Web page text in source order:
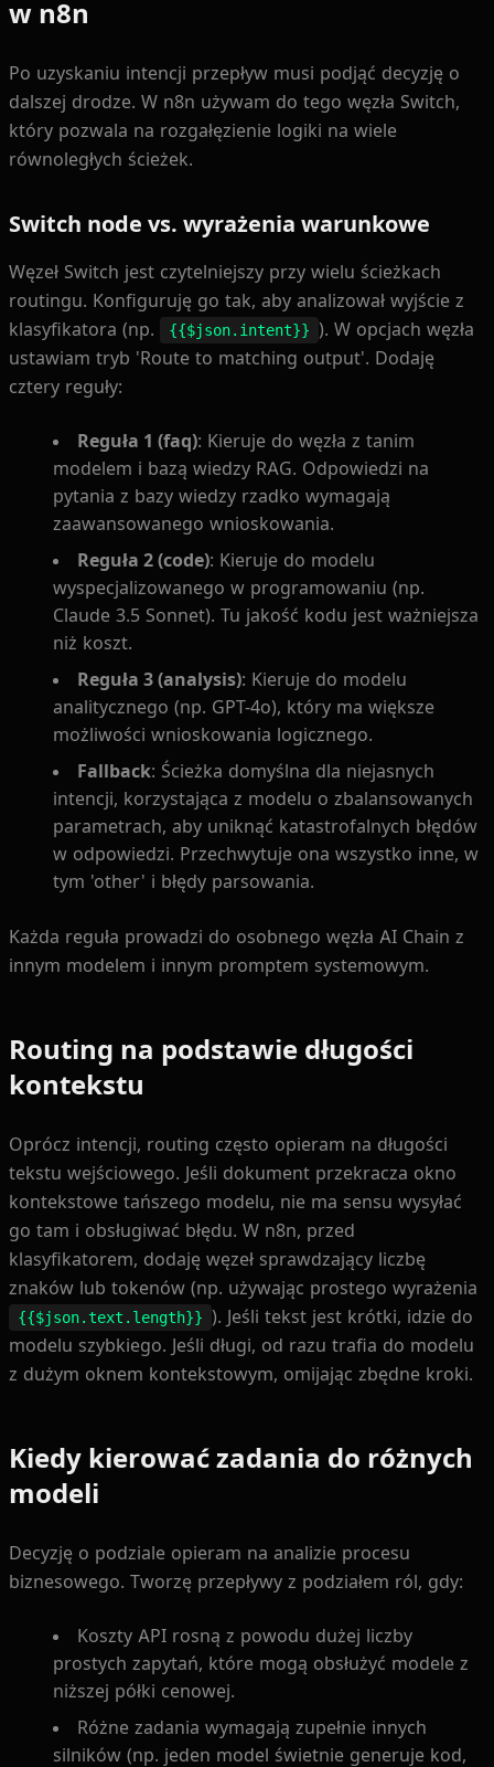
w n8n
Po uzyskaniu intencji przepływ musi podjąć decyzję o
dalszej drodze. W n8n używam do tego węzła Switch,
który pozwala na rozgałęzienie logiki na wiele
równoległych ścieżek.
Switch node vs. wyrażenia warunkowe
Węzeł Switch jest czytelniejszy przy wielu ścieżkach
routingu. Konfiguruję go tak, aby analizował wyjście z
klasyfikatora (np.
{{$json.intent}} ). W opcjach węzła
ustawiam tryb 'Route to matching output'. Dodaję
cztery reguły:
Reguła 1 (faq): Kieruje do węzła z tanim
modelem i bazą wiedzy RAG. Odpowiedzi na
pytania z bazy wiedzy rzadko wymagają
zaawansowanego wnioskowania.
Reguła 2 (code): Kieruje do modelu
wyspecjalizowanego w programowaniu (np.
Claude 3.5 Sonnet). Tu jakość kodu jest ważniejsza
niż koszt.
Reguła 3 (analysis): Kieruje do modelu
analitycznego (np. GPT-4o), który ma większe
możliwości wnioskowania logicznego.
Fallback: Ścieżka domyślna dla niejasnych
intencji, korzystająca z modelu o zbalansowanych
parametrach, aby uniknąć katastrofalnych błędów
w odpowiedzi. Przechwytuje ona wszystko inne, w
tym 'other' i błędy parsowania.
Każda reguła prowadzi do osobnego węzła AI Chain z
innym modelem i innym promptem systemowym.
Routing na podstawie długości
kontekstu
Oprócz intencji, routing często opieram na długości
tekstu wejściowego. Jeśli dokument przekracza okno
kontekstowe tańszego modelu, nie ma sensu wysyłać
go tam i obsługiwać błędu. W n8n, przed
klasyfikatorem, dodaję węzeł sprawdzający liczbę
znaków lub tokenów (np. używając prostego wyrażenia
{{$json.text.length}} ). Jeśli tekst jest krótki, idzie do
modelu szybkiego. Jeśli długi, od razu trafia do modelu
z dużym oknem kontekstowym, omijając zbędne kroki.
Kiedy kierować zadania do różnych
modeli
Decyzję o podziale opieram na analizie procesu
biznesowego. Tworzę przepływy z podziałem ról, gdy:
Koszty API rosną z powodu dużej liczby
prostych zapytań, które mogą obsłużyć modele z
niższej półki cenowej.
Różne zadania wymagają zupełnie innych
silników (np. jeden model świetnie generuje kod,